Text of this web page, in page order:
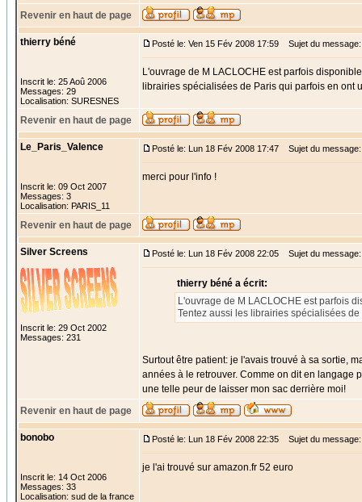
Revenir en haut de page
thierry béné
Inscrit le: 25 Aoû 2006
Messages: 29
Localisation: SURESNES
Posté le: Ven 15 Fév 2008 17:59 Sujet du message:
L'ouvrage de M LACLOCHE est parfois
librairies spécialisées de Paris qui parfois en ont
Revenir en haut de page
Le_Paris_Valence
Inscrit le: 09 Oct 2007
Messages: 3
Localisation: PARIS_11
Posté le: Lun 18 Fév 2008 17:47 Sujet du message:
merci pour l'info !
Revenir en haut de page
Silver Screens
Inscrit le: 29 Oct 2002
Messages: 231
Posté le: Lun 18 Fév 2008 22:05 Sujet du message:
thierry béné a écrit:
L'ouvrage de M LACLOCHE est parfois
Tentez aussi les librairies spécialisées
Surtout être patient: je l'avais trouvé à sa sortie,
années à le retrouver. Comme on dit en langage
une telle peur de laisser mon sac derrière moi!
Revenir en haut de page
bonobo
Inscrit le: 14 Oct 2006
Messages: 33
Localisation: sud de la france
Posté le: Lun 18 Fév 2008 22:35 Sujet du message:
je l'ai trouvé sur amazon.fr 52 euro